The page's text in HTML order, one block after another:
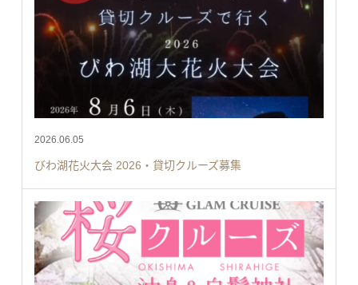
2026.06.05
びわ湖花火大会 2026・貸切クルーズ募集